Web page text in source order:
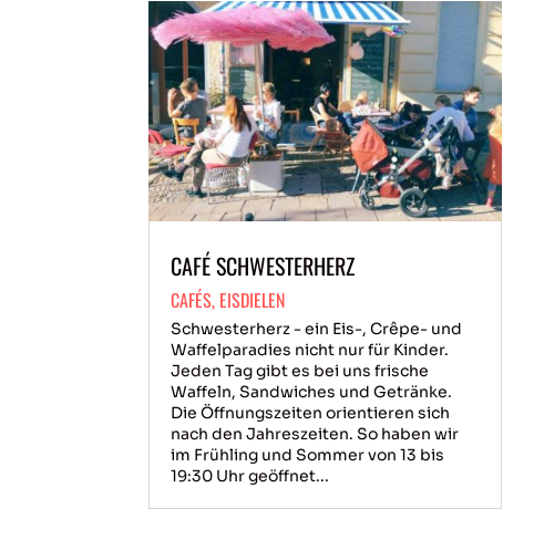
CAFÉ SCHWESTERHERZ
CAFÉS, EISDIELEN
Schwesterherz - ein Eis-, Crêpe- und
Waffelparadies nicht nur für Kinder.
Jeden Tag gibt es bei uns frische
Waffeln, Sandwiches und Getränke.
Die Öffnungszeiten orientieren sich
nach den Jahreszeiten. So haben wir
im Frühling und Sommer von 13 bis
19:30 Uhr geöffnet...